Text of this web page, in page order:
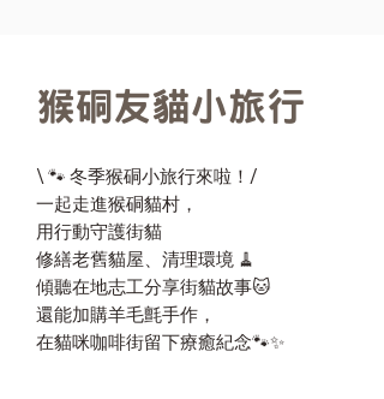
猴硐友貓小旅行
\ 🐾 冬季猴硐小旅行來啦！/
一起走進猴硐貓村，
用行動守護街貓
修繕老舊貓屋、清理環境 🧹
傾聽在地志工分享街貓故事🐱
還能加購羊毛氈手作，
在貓咪咖啡街留下療癒紀念🐾✨